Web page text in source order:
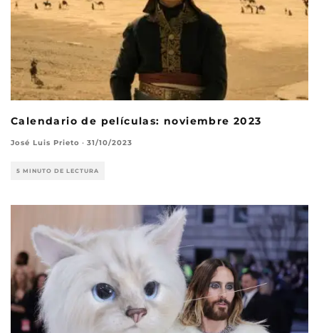
Calendario de películas: noviembre 2023
José Luis Prieto · 31/10/2023
5 MINUTO DE LECTURA